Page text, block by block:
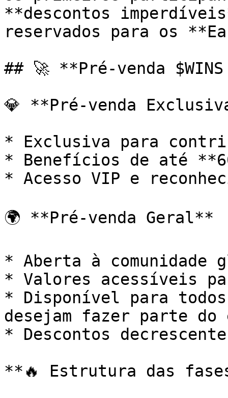
**descontos
reservados para os
## 🚀 **Pré-venda
💎 **Pré-venda
* Exclusiva para
* Benefícios de até
* Acesso VIP e
🌍 **Pré-venda Geral**
* Aberta à comunidade
* Valores acessíveis
* Disponível para
desejam fazer parte do
* Descontos
**🔥 Estrutura das